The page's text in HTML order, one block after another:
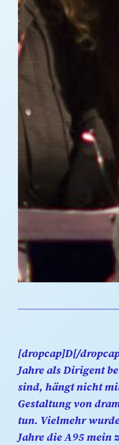
[dropcap]D[/
Jahre als Dirigent
sind, hängt nicht
Gestaltung von
tun. Vielmehr
Jahre die A95 mein